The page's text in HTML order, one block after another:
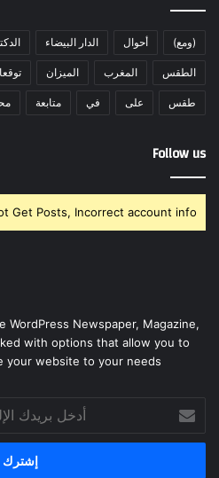
(ومع) أحوال الدار البيضاء
الطقس المغرب الميزان
طقس على في متابعة
Follow us
Get Posts, Incorrect account info.
WordPress Newspaper, Magazine,
with options that allow you to
your website to your needs.
بريدك
الإلكتروني